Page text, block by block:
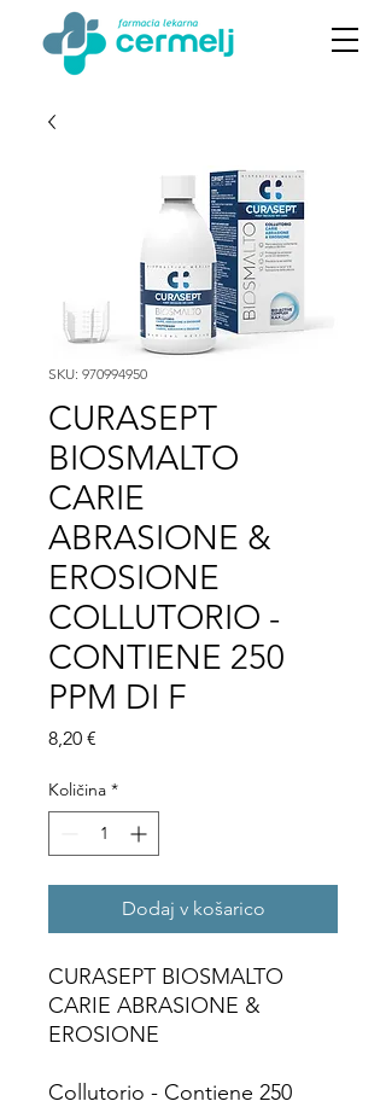
SKU: 970994950
CURASEPT
BIOSMALTO
CARIE
ABRASIONE &
EROSIONE
COLLUTORIO -
CONTIENE 250
PPM DI F
8,20 €
Količina *
Dodaj v košarico
CURASEPT BIOSMALTO
CARIE ABRASIONE &
EROSIONE
Collutorio - Contiene 250